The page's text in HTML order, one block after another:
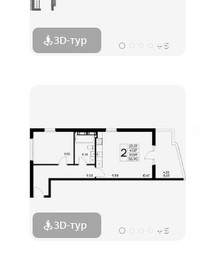
3D-тур + 5
3D-тур + 5